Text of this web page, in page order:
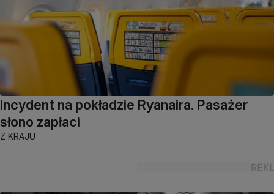
Incydent na pokładzie Ryanaira. Pasażer
słono zapłaci
Z KRAJU